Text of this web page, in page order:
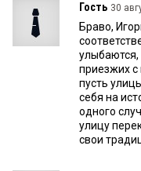
Гость 30
Браво,
улыбаются,
приезжих
пусть
себя на
одного
улицу
свои